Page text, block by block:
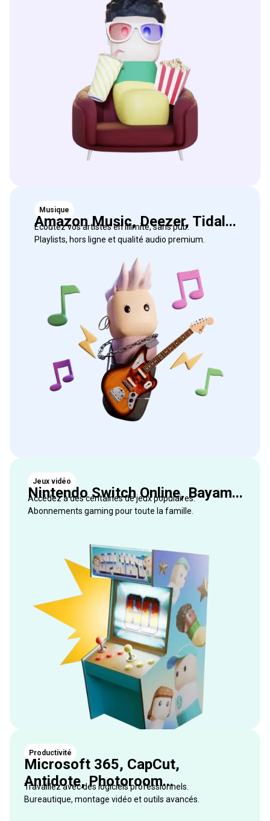
Musique
Amazon Music, Deezer, Tidal...
Écoutez vos artistes en illimité, sans pub.
Playlists, hors ligne et qualité audio premium.
Jeux vidéo
Nintendo Switch Online, Bayam...
Accédez à des centaines de jeux populaires.
Abonnements gaming pour toute la famille.
Productivité
Microsoft 365, CapCut,
Antidote, Photoroom...
Travaillez avec des logiciels professionnels.
Bureautique, montage vidéo et outils avancés.